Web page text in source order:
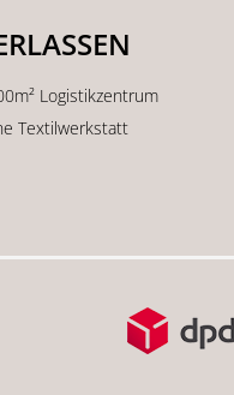
Logistikzentrum
Textilwerkstatt